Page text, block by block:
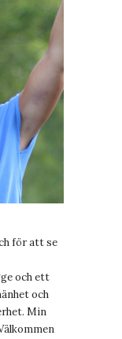
för att se
och ett
och
Min